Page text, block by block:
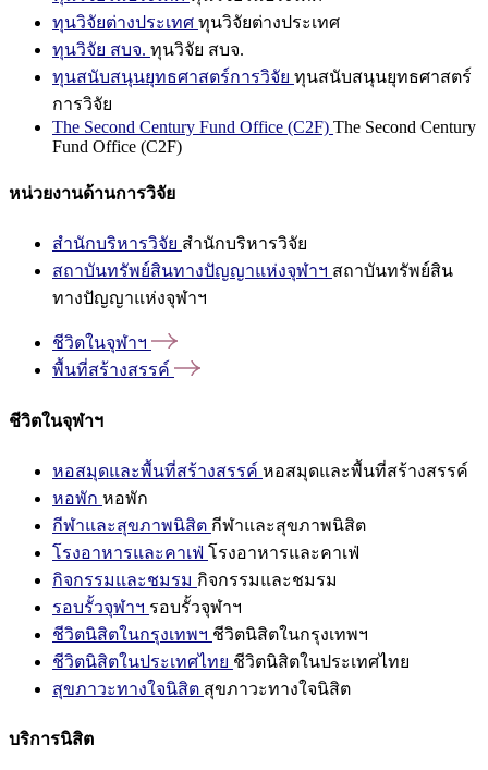
ทุนวิจัยต่างประเทศ ทุนวิจัยต่างประเทศ
ทุนวิจัย สบจ. ทุนวิจัย สบจ.
ทุนสนับสนุนยุทธศาสตร์การวิจัย ทุนสนับสนุนยุทธศาสตร์
การวิจัย
The Second Century Fund Office (C2F) The Second Century
Fund Office (C2F)
หน่วยงานด้านการวิจัย
สำนักบริหารวิจัย สำนักบริหารวิจัย
สถาบันทรัพย์สินทางปัญญาแห่งจุฬาฯ สถาบันทรัพย์สิน
ทางปัญญาแห่งจุฬาฯ
ชีวิตในจุฬาฯ
พื้นที่สร้างสรรค์
ชีวิตในจุฬาฯ
หอสมุดและพื้นที่สร้างสรรค์ หอสมุดและพื้นที่สร้างสรรค์
หอพัก หอพัก
กีฬาและสุขภาพนิสิต กีฬาและสุขภาพนิสิต
โรงอาหารและคาเฟ่ โรงอาหารและคาเฟ่
กิจกรรมและชมรม กิจกรรมและชมรม
รอบรั้วจุฬาฯ รอบรั้วจุฬาฯ
ชีวิตนิสิตในกรุงเทพฯ ชีวิตนิสิตในกรุงเทพฯ
ชีวิตนิสิตในประเทศไทย ชีวิตนิสิตในประเทศไทย
สุขภาวะทางใจนิสิต สุขภาวะทางใจนิสิต
บริการนิสิต